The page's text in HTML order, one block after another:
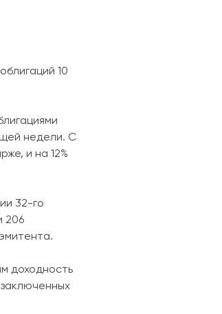
10
недели. С
и на 12%
32-го
206
доходность